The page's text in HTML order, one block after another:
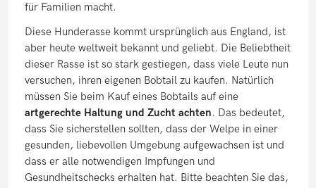
für Familien macht.
Diese Hunderasse kommt ursprünglich aus England, ist
aber heute weltweit bekannt und geliebt. Die Beliebtheit
dieser Rasse ist so stark gestiegen, dass viele Leute nun
versuchen, ihren eigenen Bobtail zu kaufen. Natürlich
müssen Sie beim Kauf eines Bobtails auf eine
artgerechte Haltung und Zucht achten. Das bedeutet,
dass Sie sicherstellen sollten, dass der Welpe in einer
gesunden, liebevollen Umgebung aufgewachsen ist und
dass er alle notwendigen Impfungen und
Gesundheitschecks erhalten hat. Bitte beachten Sie das,